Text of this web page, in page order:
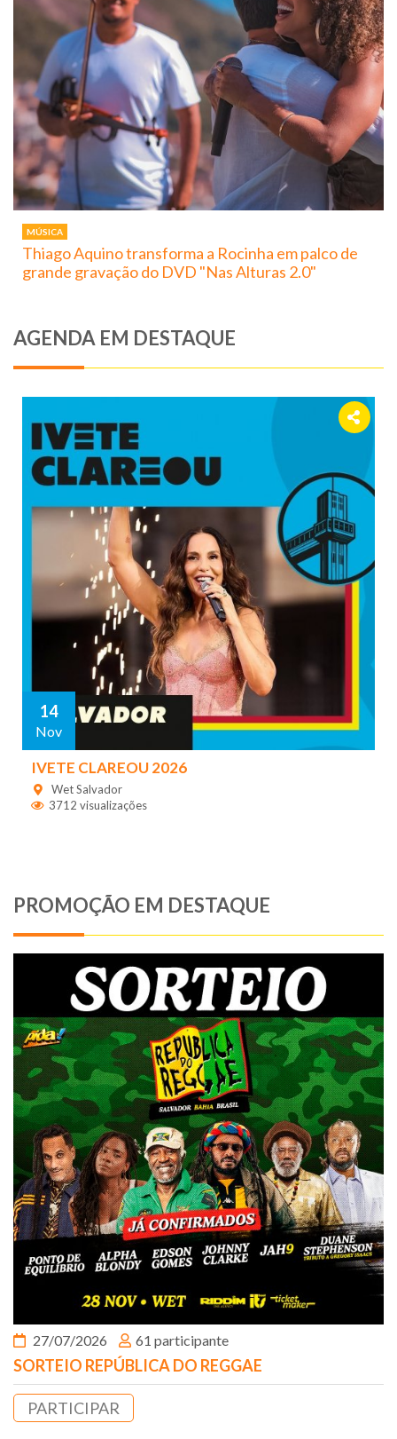
MÚSICA
Thiago Aquino transforma a Rocinha em palco de
grande gravação do DVD "Nas Alturas 2.0"
AGENDA EM DESTAQUE
14
Nov
IVETE CLAREOU 2026
Wet Salvador
3712 visualizações
PROMOÇÃO EM DESTAQUE
27/07/2026 61 participante
SORTEIO REPÚBLICA DO REGGAE
PARTICIPAR